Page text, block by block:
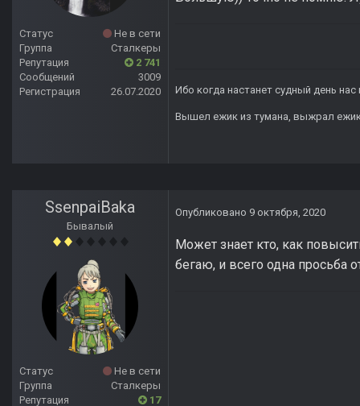
Статус
Не в сети
Группа
Сталкеры
Репутация
2 741
Сообщений
3009
Регистрация
26.07.2020 Ибо когда настанет судный день
Вышел ежик из тумана, выжрал ежик
SsenpaiBaka
Бывалый
Статус
Не в сети
Группа
Сталкеры
Репутация
17
Опубликовано 9 октября, 2020
Может знает кто, как
бегаю, и всего одна просьба